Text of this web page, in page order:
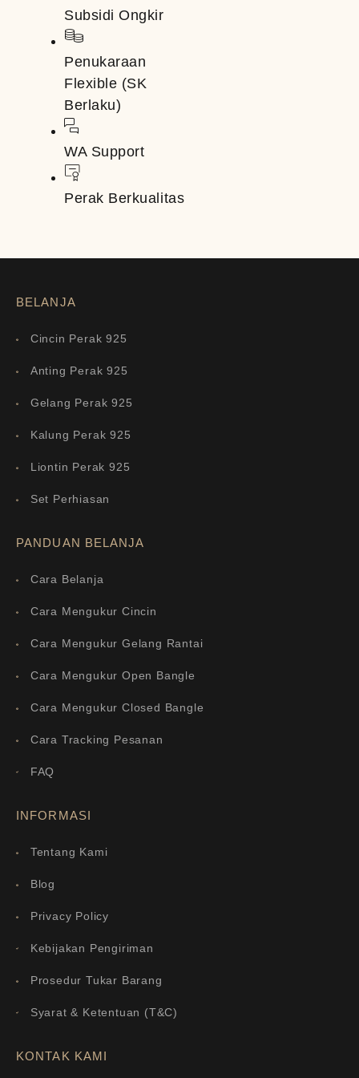
Subsidi Ongkir
Penukaraan
Flexible (SK
Berlaku)
WA Support
Perak Berkualitas
BELANJA
Cincin Perak 925
Anting Perak 925
Gelang Perak 925
Kalung Perak 925
Liontin Perak 925
Set Perhiasan
PANDUAN BELANJA
Cara Belanja
Cara Mengukur Cincin
Cara Mengukur Gelang Rantai
Cara Mengukur Open Bangle
Cara Mengukur Closed Bangle
Cara Tracking Pesanan
FAQ
INFORMASI
Tentang Kami
Blog
Privacy Policy
Kebijakan Pengiriman
Prosedur Tukar Barang
Syarat & Ketentuan (T&C)
KONTAK KAMI